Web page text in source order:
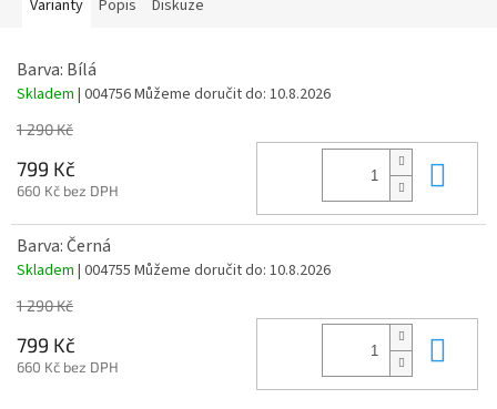
Varianty Popis Diskuze
Barva: Bílá
Skladem | 004756Můžeme doručit do: 10.8.2026
1 290 Kč
799 Kč
660 Kč bez DPH
Barva: Černá
Skladem | 004755 Můžeme doručit do: 10.8.2026
1 290 Kč
799 Kč
660 Kč bez DPH